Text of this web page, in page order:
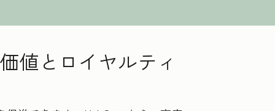
値とロイヤルティ